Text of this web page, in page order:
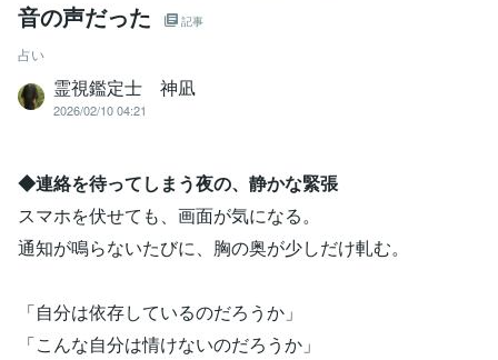
音の声だった
記事
占い
霊視鑑定士 神凪
2026/02/10 04:21
◆連絡を待ってしまう夜の、静かな緊張
スマホを伏せても、画面が気になる。
通知が鳴らないたびに、胸の奥が少しだけ軋む。
「自分は依存しているのだろうか」
「こんな自分は情けないのだろうか」